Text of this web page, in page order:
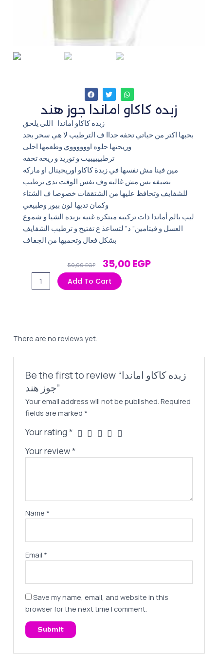
زبده كاكاو اماندا جوز هند
زبده كاكاو اماندا اللى يلحق
بحبها اكتر من حياتي تحفه جداا ف الترطيب لا هي سحر بجد
وريحتها حلوه اووووووي وطعمها احلى
ترطييييييب و توريد و ريحه تحفه
مين فينا مش نفسها في زبدة كاكاو اوريجينال او ماركه
نضيفه بس مش غاليه وف نفس الوقت تدي ترطيب
للشفايف وتحافظ عليها من الشتققات خصوصا ف الشتاء
وكمان تديها لون بيور وطبيعي
ليب بالم أماندا ذات تركيبه مبتكره غنيه بزبده الشيا و شموع
العسل و فيتامين” د” لتساعذ ع تفتيح و ترطيب الشفايف
بشكل فعال وتحميها من الجفاف
50,00EGP Original
Price
Was:
35,00EGPCurrent
quantity
Add To Cart
There are no reviews yet.
Be the first to review “زبده كاكاو اماندا
جوز هند”
Your email address will not be published. Required
fields are marked *
Your rating*
Your review*
Name *
Email *
Save my name, email, and website in this
browser for the next time I comment.